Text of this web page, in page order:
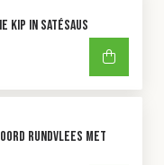
KIP IN SATÉSAUS
RUNDVLEES MET